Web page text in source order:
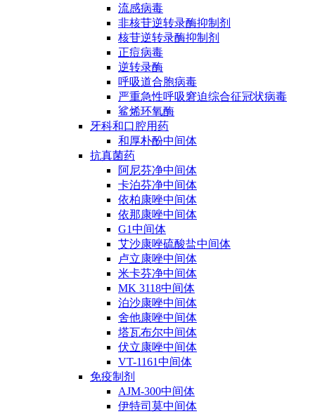
流感病毒
非核苷逆转录酶抑制剂
核苷逆转录酶抑制剂
正痘病毒
逆转录酶
呼吸道合胞病毒
严重急性呼吸窘迫综合征冠状病毒
鲨烯环氧酶
牙科和口腔用药
和厚朴酚中间体
抗真菌药
阿尼芬净中间体
卡泊芬净中间体
依柏康唑中间体
依那康唑中间体
G1中间体
艾沙康唑硫酸盐中间体
卢立康唑中间体
米卡芬净中间体
MK 3118中间体
泊沙康唑中间体
舍他康唑中间体
塔瓦布尔中间体
伏立康唑中间体
VT-1161中间体
免疫制剂
AJM-300中间体
伊特司莫中间体